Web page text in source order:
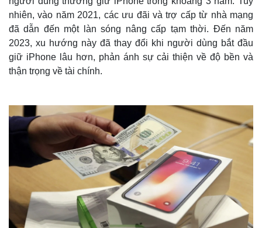
nhiên, vào năm 2021, các ưu đãi và trợ cấp từ nhà mạng
đã dẫn đến một làn sóng nâng cấp tạm thời. Đến năm
2023, xu hướng này đã thay đổi khi người dùng bắt đầu
giữ iPhone lâu hơn, phản ánh sự cải thiện về độ bền và
thận trọng về tài chính.